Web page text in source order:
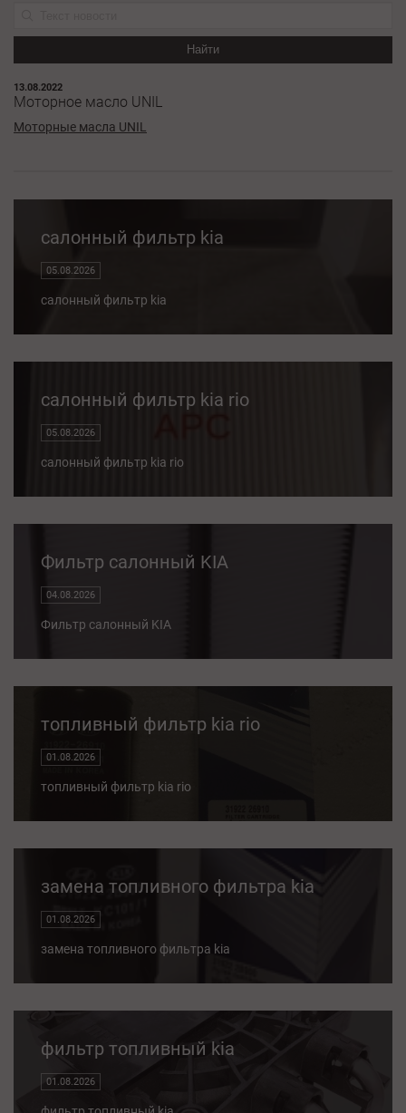
Найти
13.08.2022
Моторное масло UNIL
Моторные масла UNIL
салонный фильтр kia
05.08.2026
салонный фильтр kia
салонный фильтр kia rio
05.08.2026
салонный фильтр kia rio
Фильтр салонный KIA
04.08.2026
Фильтр салонный KIA
топливный фильтр kia rio
01.08.2026
топливный фильтр kia rio
замена топливного фильтра kia
01.08.2026
замена топливного фильтра kia
фильтр топливный kia
01.08.2026